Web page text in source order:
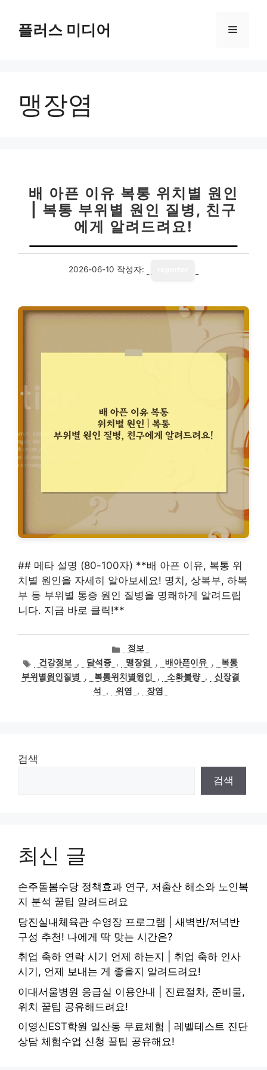
플러스 미디어 메
맹장염
배 아픈 이유 복통 위치별 원인
| 복통 부위별 원인 질병, 친구
에게 알려드려요!
2026-06-10 작성자:
## 메타 설명 (80-100자) **배 아픈 이유, 복통 위
치별 원인을 자세히 알아보세요! 명치, 상복부, 하복
부 등 부위별 통증 원인 질병을 명쾌하게 알려드립
니다. 지금 바로 클릭!**
카
테
고
리
정보
태
그
건강정보 , 담석증 , 맹장염 , 배아픈이유 ,
복통
부위별원인질병
, 복통위치별원인 , 소화불량 ,
신장결
석
, 위염 , 장염
검색
검색
최신 글
손주돌봄수당 정책효과 연구, 저출산 해소와 노인복
지 분석 꿀팁 알려드려요
당진실내체육관 수영장 프로그램 | 새벽반/저녁반
구성 추천! 나에게 딱 맞는 시간은?
취업 축하 연락 시기 언제 하는지 | 취업 축하 인사
시기, 언제 보내는 게 좋을지 알려드려요!
이대서울병원 응급실 이용안내 | 진료절차, 준비물,
위치 꿀팁 공유해드려요!
이영신EST학원 일산동 무료체험 | 레벨테스트 진단
상담 체험수업 신청 꿀팁 공유해요!